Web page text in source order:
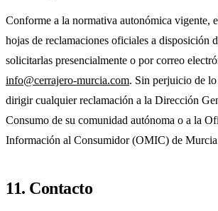
Conforme a la normativa autonómica vigente,
hojas de reclamaciones oficiales a disposición
solicitarlas presencialmente o por correo
info@cerrajero-murcia.com. Sin perjuicio de
dirigir cualquier reclamación a la Dirección
Consumo de su comunidad autónoma o a la
Información al Consumidor (OMIC) de
11. Contacto